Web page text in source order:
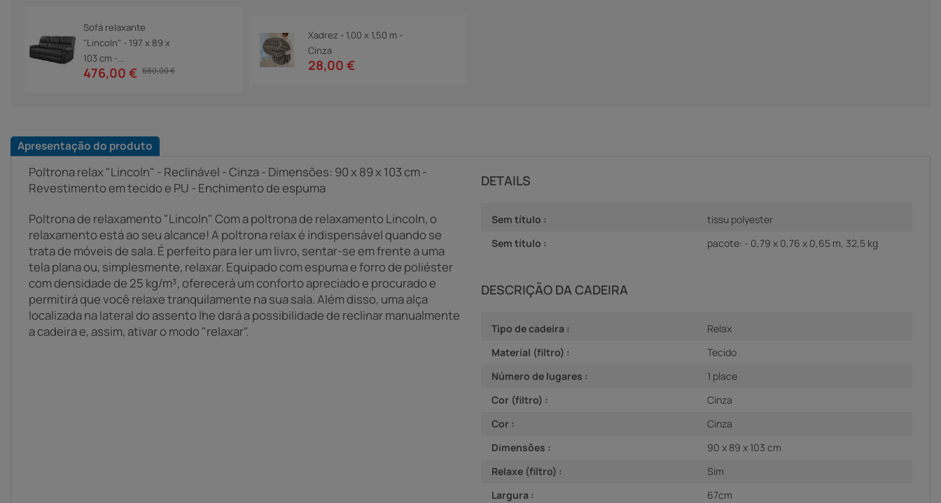
Sofá relaxante
"Lincoln" - 197 x 89 x
103 cm -...
476,00 € 680,00 €
Xadrez - 1,00 x 1,50 m -
Cinza
28,00 €
Apresentação do produto
Poltrona relax "Lincoln" - Reclinável - Cinza - Dimensões: 90 x 89 x 103 cm -
Revestimento em tecido e PU - Enchimento de espuma
Poltrona de relaxamento "Lincoln" Com a poltrona de relaxamento Lincoln, o
relaxamento está ao seu alcance! A poltrona relax é indispensável quando se
trata de móveis de sala. É perfeito para ler um livro, sentar-se em frente a uma
tela plana ou, simplesmente, relaxar. Equipado com espuma e forro de poliéster
com densidade de 25 kg/m³, oferecerá um conforto apreciado e procurado e
permitirá que você relaxe tranquilamente na sua sala. Além disso, uma alça
localizada na lateral do assento lhe dará a possibilidade de reclinar manualmente
a cadeira e, assim, ativar o modo "relaxar".
DETAILS
Sem título :
tissu polyester
Sem título :
pacote: - 0,79 x 0,76 x 0,65 m, 32,5 kg
DESCRIÇÃO DA CADEIRA
Tipo de cadeira :
Relax
Material (filtro) :
Tecido
Número de lugares :
1 place
Cor (filtro) :
Cinza
Cor :
Cinza
Dimensões :
90 x 89 x 103 cm
Relaxe (filtro) :
Sim
Largura :
67cm